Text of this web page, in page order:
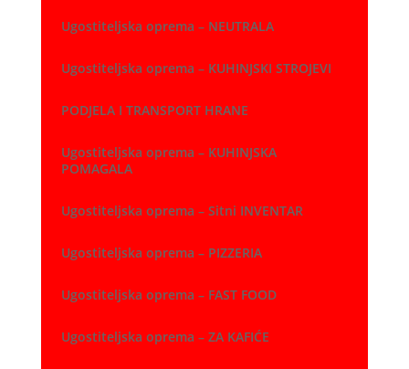
Ugostiteljska oprema – NEUTRALA
Ugostiteljska oprema – KUHINJSKI STROJEVI
PODJELA I TRANSPORT HRANE
Ugostiteljska oprema – KUHINJSKA
POMAGALA
Ugostiteljska oprema – Sitni INVENTAR
Ugostiteljska oprema – PIZZERIA
Ugostiteljska oprema – FAST FOOD
Ugostiteljska oprema – ZA KAFIĆE